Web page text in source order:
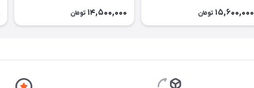
15,600,000 تومان 14,500,000 تومان